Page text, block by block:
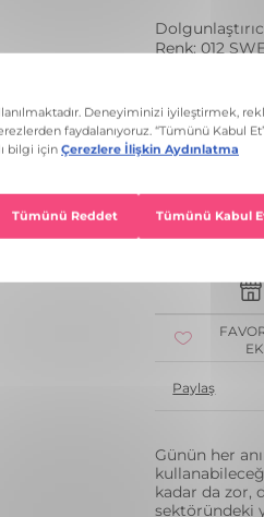
Renk: 012
12 Renk
Paylaş
Günün her
kadar da zor,
sektöründeki